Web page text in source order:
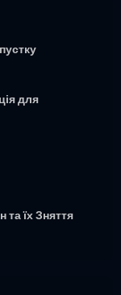
для
їх Зняття